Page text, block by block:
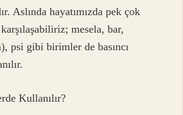
Aslında hayatımızda pek çok
mesela, bar,
psi gibi birimler de basıncı
Kullanılır?